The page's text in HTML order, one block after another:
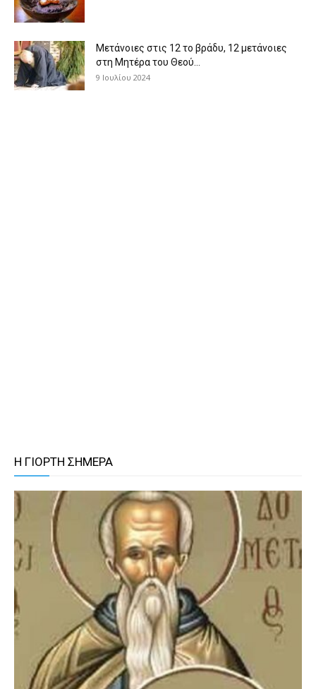
Μετάνοιες στις 12 το βράδυ, 12 μετάνοιες
στη Μητέρα του Θεού...
9 Ιουλίου 2024
Η ΓΙΟΡΤΗ ΣΗΜΕΡΑ